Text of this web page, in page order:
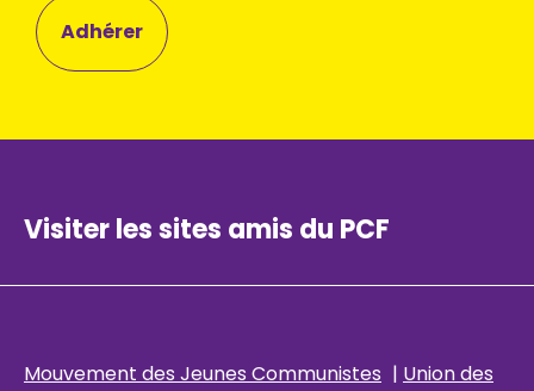
Adhérer
Visiter les sites amis du PCF
Mouvement des Jeunes Communistes | Union des